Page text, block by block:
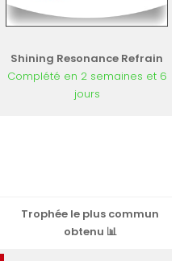
Shining Resonance Refrain
Complété en 2 semaines et 6
jours
Trophée le plus commun
obtenu 📊